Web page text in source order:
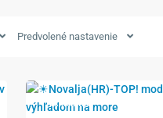
Predvolené nastavenie
Exkluzívne